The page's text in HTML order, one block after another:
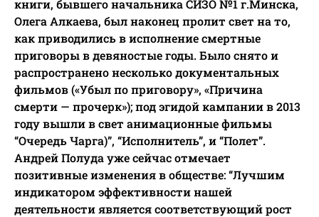
книги, бывшего начальника СИЗО №1 г.Минска,
Олега Алкаева, был наконец пролит свет на то,
как приводились в исполнение смертные
приговоры в девяностые годы. Было снято и
распространено несколько документальных
фильмов («Убыл по приговору», «Причина
смерти — прочерк»); под эгидой кампании в 2013
году вышли в свет анимационные фильмы
“Очередь Чарга)”, “Исполнитель”, и “Полет”.
Андрей Полуда уже сейчас отмечает
позитивные изменения в обществе: “Лучшим
индикатором эффективности нашей
деятельности является соответствующий рост